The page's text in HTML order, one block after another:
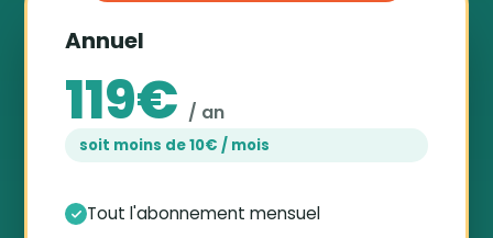
Annuel
119€ / an
soit moins de 10€ / mois
Tout l'abonnement mensuel